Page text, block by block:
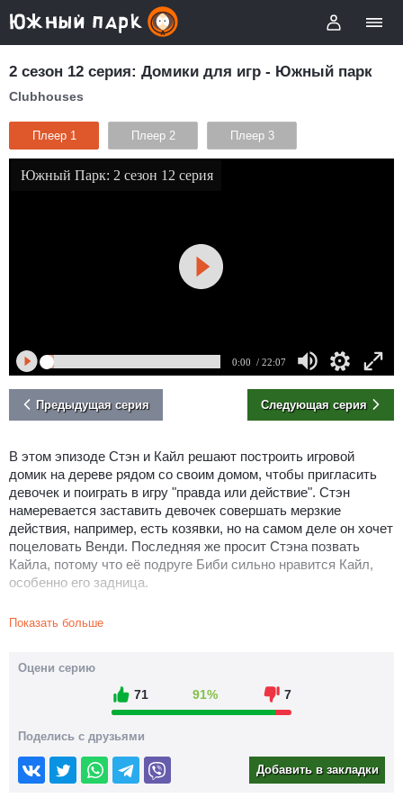
2 сезон 12 серия: Домики для игр - Южный парк
Clubhouses
Плеер 1 Плеер 2 Плеер 3
Южный Парк: 2 сезон 12 серия
0:00 / 22:07
Предыдущая серия Следующая серия
В этом эпизоде Стэн и Кайл решают построить игровой
домик на дереве рядом со своим домом, чтобы пригласить
девочек и поиграть в игру "правда или действие". Стэн
намеревается заставить девочек совершать мерзкие
действия, например, есть козявки, но на самом деле он хочет
поцеловать Венди. Последняя же просит Стэна позвать
Кайла, потому что её подруге Биби сильно нравится Кайл,
особенно его задница.
их, поэтому, в отместку они начинают строительство
строительства, они приглашают 2 девчонок-подростков,
сбежавших из дома. В то время как Картман и Кенни хотят
играть с ними в "правда или действие", девочки, будучи не
заинтересованными в детских играх, устраивают в домике
тусовку, пригласив на неё своих знакомых.
В семье Стэна возникают проблемы в отношениях его
родителей. Они устраивают скандалы друг другу и оба
Показать больше
Оцени серию
71 91% 7
Поделись с друзьями
Добавить в закладки